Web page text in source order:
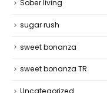
Sober living
sugar rush
sweet bonanza
sweet bonanza TR
Uncategorized